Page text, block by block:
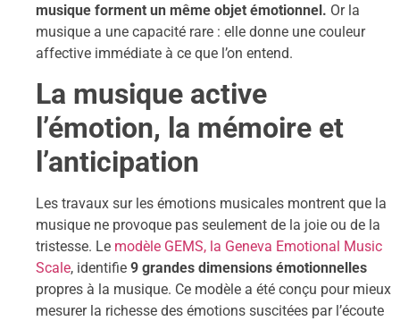
musique forment un même objet émotionnel. Or la
musique a une capacité rare : elle donne une couleur
affective immédiate à ce que l’on entend.
La musique active
l’émotion, la mémoire et
l’anticipation
Les travaux sur les émotions musicales montrent que la
musique ne provoque pas seulement de la joie ou de la
tristesse. Le modèle GEMS, la Geneva Emotional Music
Scale, identifie 9 grandes dimensions émotionnelles
propres à la musique. Ce modèle a été conçu pour mieux
mesurer la richesse des émotions suscitées par l’écoute